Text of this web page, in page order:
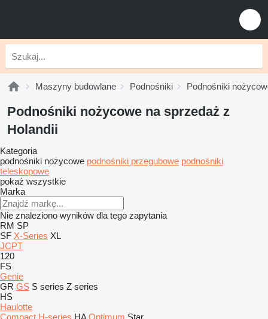
Maszyny budowlane Podnośniki Podnośniki
Podnośniki nożycowe na sprzedaż z
Holandii
Kategoria
podnośniki nożycowe podnośniki przegubowe podnośniki
teleskopowe
pokaż wszystkie
Marka
Nie znaleziono wyników dla tego zapytania
RM SP
SF X-Series XL
JCPT
120
FS
Genie
GR GS S series Z series
HS
Haulotte
Compact H-series HA Optimum Star